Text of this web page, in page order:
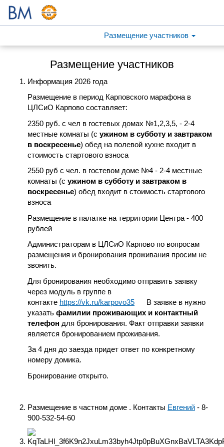
Размещение участников
Размещение участников
Информация 2026 года
Размещение в период Карповского марафона в
ЦЛСиО Карпово составляет:
2350 руб. с чел в гостевых домах №1,2,3,5, - 2-4
местные комнаты (с ужином в субботу и завтраком
в воскресенье) обед на полевой кухне входит в
стоимость стартового взноса
2550 руб с чел. в гостевом доме №4 - 2-4 местные
комнаты (с ужином в субботу и завтраком в
воскресенье) обед входит в стоимость стартового
взноса
Размещение в палатке на территории Центра - 400
рублей
Администраторам в ЦЛСиО Карпово по вопросам
размещения и бронирования проживания просим не
звонить.
Для бронирования необходимо отправить заявку
через модуль в группе в
контакте https://vk.ru/karpovo35 В заявке в нужно
указать фамилии проживающих и контактный
телефон для бронирования. Факт отправки заявки
является бронированием проживания.
За 4 дня до заезда придет ответ по конкретному
номеру домика.
Бронирование открыто.
Размещение в частном доме . Контакты Евгений - 8-
900-532-54-60